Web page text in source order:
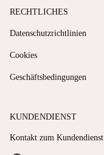
RECHTLICHES
Datenschutzrichtlinien
Cookies
Geschäftsbedingungen
KUNDENDIENST
Kontakt zum Kundendienst